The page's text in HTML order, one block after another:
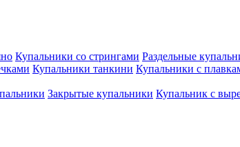
Купальники со стрингами Раздельные
Купальники танкини Купальники с
Закрытые купальники Купальник с